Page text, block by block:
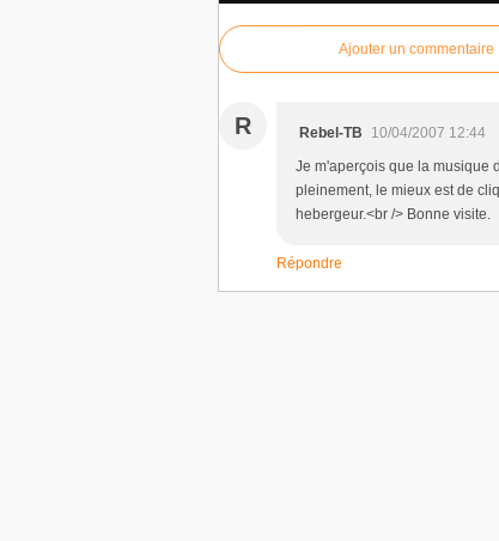
Ajouter un commentaire
R Rebel-TB
10/04/2007 12:44
Je m'aperçois que la musique
pleinement, le mieux est de
hebergeur.<br /> Bonne visite.
Répondre